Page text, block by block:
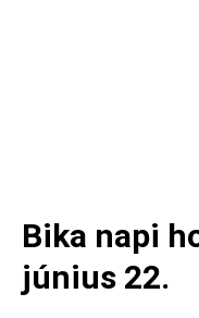
Bika napi
június 22.